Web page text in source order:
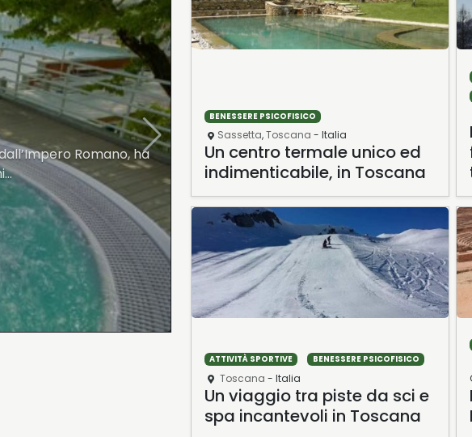
in Toscana
da scoprire, unico
originate…
Bardolino,Veneto- Italia
Terme di Aqualux a Bardolino
Bardolino, una graziosa cittadina in provincia
appena visto la nascita dell'Aqualux Hotel
BENESSERE PSICOFISICO
Sassetta,Toscana - Italia
Un centro termale unico ed
indimenticabile, in Toscana
ATTIVITÀ SPORTIVE BENESSERE PSICOFISICO
Toscana - Italia
Un viaggio tra piste da sci e
spa incantevoli in Toscana